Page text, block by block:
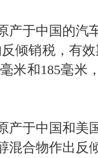
产于中国的汽
倾销税，有效
米和185毫米
产于中国和美
混合物作出反